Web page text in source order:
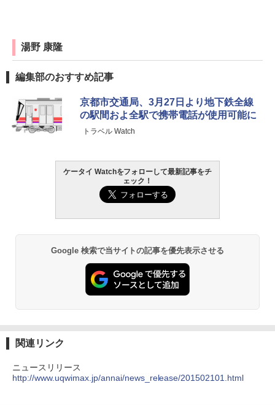
湯野 康隆
編集部のおすすめ記事
京都市交通局、3月27日より地下鉄全線
の駅間およ全駅で携帯電話が使用可能に
トラベル Watch
ケータイ Watchをフォローして最新記事をチ
ェック！
Google 検索で当サイトの記事を優先表示させる
関連リンク
ニュースリリース
http://www.uqwimax.jp/annai/news_release/201502101.html